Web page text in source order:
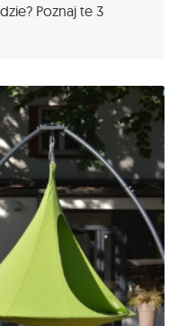
Poznaj te 3